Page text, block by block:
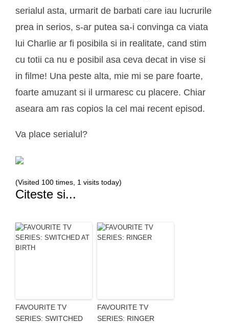
serialul asta, urmarit de barbati care iau lucrurile
prea in serios, s-ar putea sa-i convinga ca viata
lui Charlie ar fi posibila si in realitate, cand stim
cu totii ca nu e posibil asa ceva decat in vise si
in filme! Una peste alta, mie mi se pare foarte,
foarte amuzant si il urmaresc cu placere. Chiar
aseara am ras copios la cel mai recent episod.
Va place serialul?
(Visited 100 times, 1 visits today)
Citeste si...
FAVOURITE TV
SERIES: SWITCHED
FAVOURITE TV
SERIES: RINGER